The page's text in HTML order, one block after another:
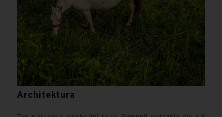
Architektura